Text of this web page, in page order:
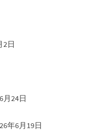
2日
月24日
年6月19日